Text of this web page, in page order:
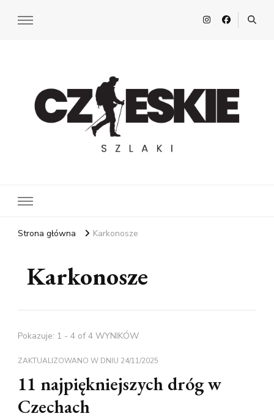
Strona główna Karkonosze
Karkonosze
Pokazuje: 1 - 4 of 4 WYNIKÓW
ZAKTUALIZOWANO W DNIU 24/11/2025
11 najpiękniejszych dróg w
Czechach